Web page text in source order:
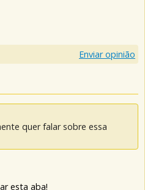
Enviar opinião
quer falar sobre essa
esta aba!